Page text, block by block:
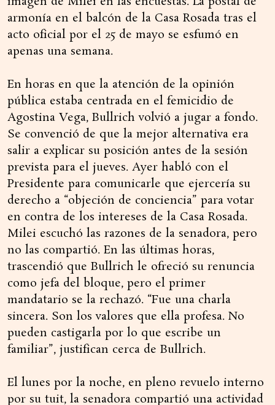
armonía en el balcón de la Casa Rosada tras el
acto oficial por el 25 de mayo se esfumó en
apenas una semana.
En horas en que la atención de la opinión
pública estaba centrada en el femicidio de
Agostina Vega, Bullrich volvió a jugar a fondo.
Se convenció de que la mejor alternativa era
salir a explicar su posición antes de la sesión
prevista para el jueves. Ayer habló con el
Presidente para comunicarle que ejercería su
derecho a “objeción de conciencia” para votar
en contra de los intereses de la Casa Rosada.
Milei escuchó las razones de la senadora, pero
no las compartió. En las últimas horas,
trascendió que Bullrich le ofreció su renuncia
como jefa del bloque, pero el primer
mandatario se la rechazó. “Fue una charla
sincera. Son los valores que ella profesa. No
pueden castigarla por lo que escribe un
familiar”, justifican cerca de Bullrich.
El lunes por la noche, en pleno revuelo interno
por su tuit, la senadora compartió una actividad